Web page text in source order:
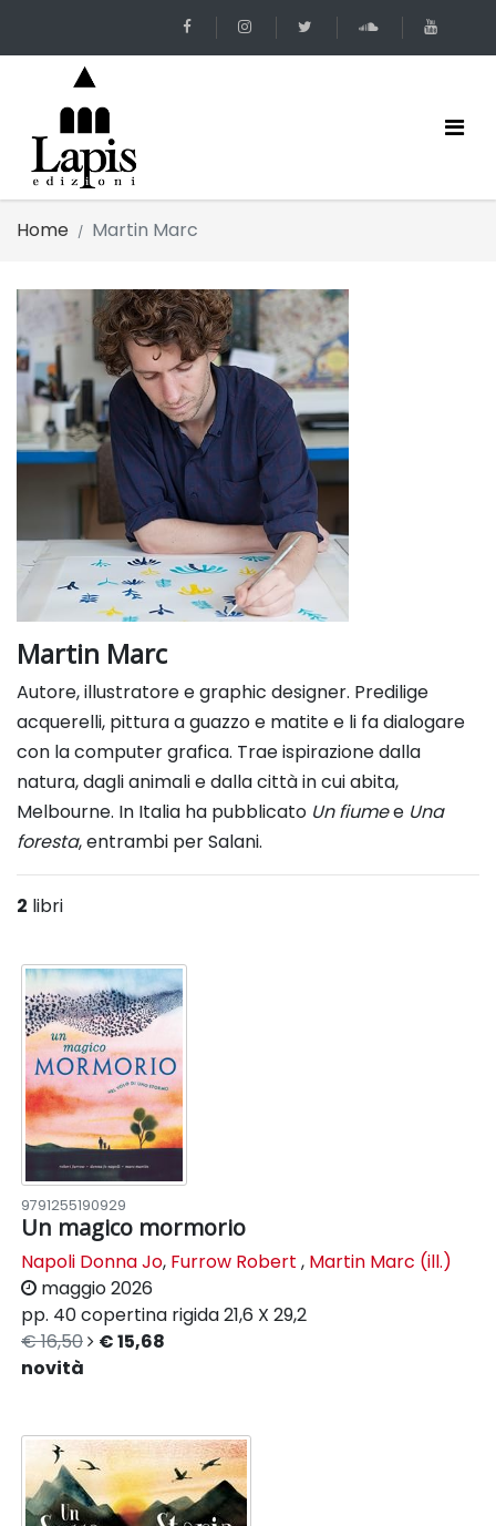
Home Martin Marc
Martin Marc
Autore, illustratore e graphic designer. Predilige
acquerelli, pitturaa guazzo e matite e li fa dialogare
con la computer grafica. Traeispirazione dalla
natura, dagli animali e dalla città in cui abita,
Melbourne. In Italia ha pubblicato Un fiumee Una
foresta, entrambi per Salani.
2 libri
9791255190929
Un magico mormorio
Napoli Donna Jo, Furrow Robert , Martin Marc (ill.)
maggio 2026
pp. 40copertina rigida21,6 X 29,2
€ 16,50
€ 15,68
novità